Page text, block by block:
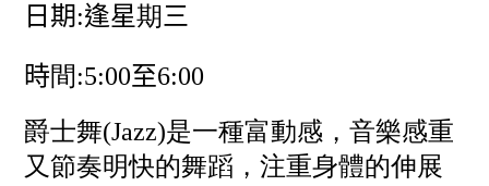
會
會
務
日期:逢星期 三
時間:5:00至6:00
爵士舞(Jazz)是一種富動感，音樂感重
又節奏明快的舞蹈，注重身體的伸展